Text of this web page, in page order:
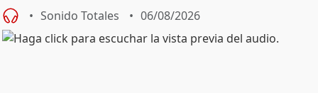
Sonido Totales 06/08/2026